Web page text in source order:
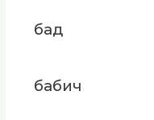
бад
бабич